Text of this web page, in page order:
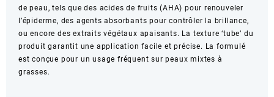
de peau, tels que des acides de fruits (AHA) pour renouveler
l’épiderme, des agents absorbants pour contrôler la brillance,
ou encore des extraits végétaux apaisants. La texture ‘tube’ du
produit garantit une application facile et précise. La formulé
est conçue pour un usage fréquent sur peaux mixtes à
grasses.